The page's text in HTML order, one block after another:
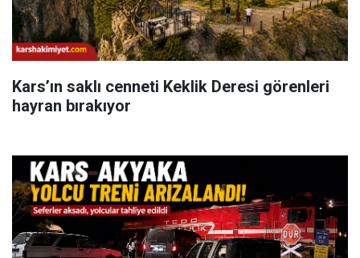
Kars’ın saklı cenneti Keklik Deresi görenleri
hayran bırakıyor